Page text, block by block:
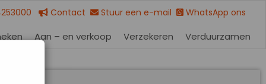
Contact Stuur een e-mail WhatsApp ons
Aan – en verkoop Verzekeren Verduurzamen